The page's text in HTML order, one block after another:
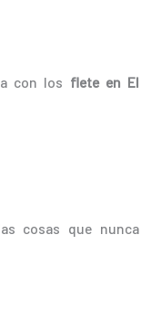
con los flete en El
cosas que nunca